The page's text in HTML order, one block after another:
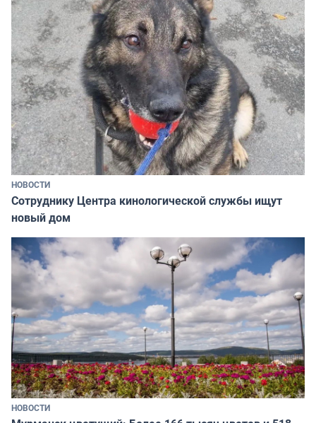
НОВОСТИ
Сотруднику Центра кинологической службы ищут
новый дом
НОВОСТИ